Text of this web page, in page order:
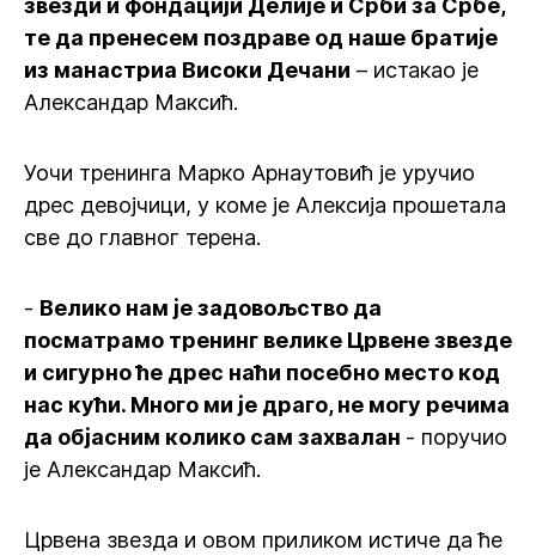
звезди и фондацији Делије и Срби за Србе,
те да пренесем поздраве од наше братије
из манастриа Високи Дечани – истакао је
Александар Максић.
Уочи тренинга Марко Арнаутовић је уручио
дрес девојчици, у коме је Алексија прошетала
све до главног терена.
- Велико нам је задовољство да
посматрамо тренинг велике Црвене звезде
и сигурно ће дрес наћи посебно место код
нас кући. Много ми је драго, не могу речима
да објасним колико сам захвалан - поручио
је Александар Максић.
Црвена звезда и овом приликом истиче да ће